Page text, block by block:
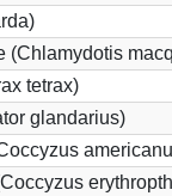
(Chlamydotis
tetrax)
glandarius)